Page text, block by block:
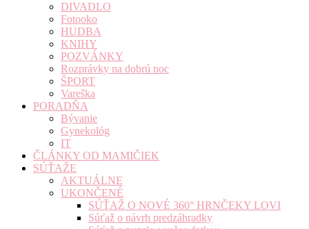
DIVADLO
Fotooko
HUDBA
KNIHY
POZVÁNKY
Rozprávky na dobrú noc
ŠPORT
Vareška
PORADŇA
Bývanie
Gynekológ
IT
ČLÁNKY OD MAMIČIEK
SÚŤAŽE
AKTUÁLNE
UKONČENÉ
SÚŤAŽ O NOVÉ 360° HRNČEKY LOVI
Súťaž o návrh predzáhradky